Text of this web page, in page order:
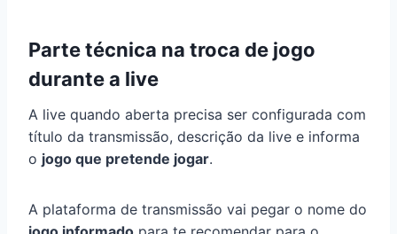
Parte técnica na troca de jogo
durante a live
A live quando aberta precisa ser configurada com
título da transmissão, descrição da live e informa
o jogo que pretende jogar.
A plataforma de transmissão vai pegar o nome do